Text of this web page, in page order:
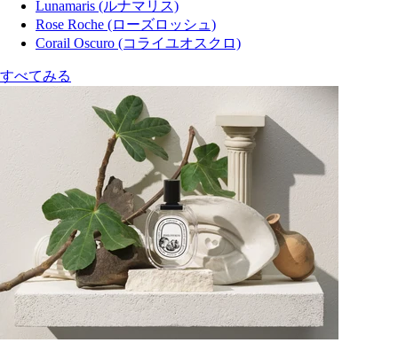
Lunamaris (ルナマリス)
Rose Roche (ローズロッシュ)
Corail Oscuro (コライユオスクロ)
すべてみる